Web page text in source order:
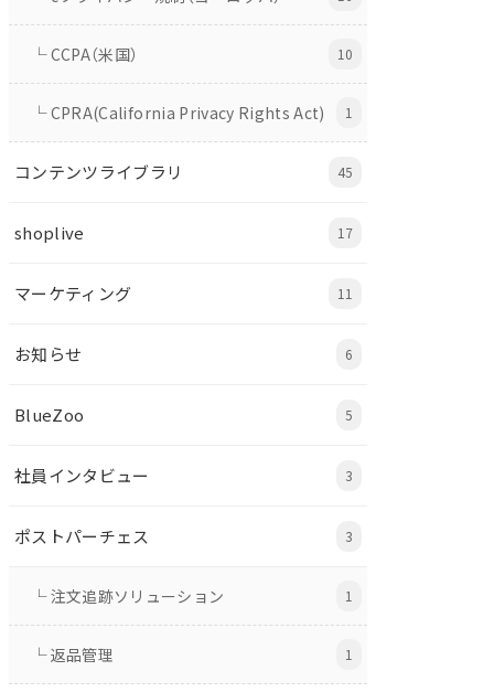
└ CCPA（米国） 10
└ CPRA(California Privacy Rights Act) 1
コンテンツライブラリ 45
shoplive 17
マーケティング 11
お知らせ 6
BlueZoo 5
社員インタビュー 3
ポストパーチェス 3
└ 注文追跡ソリューション 1
└ 返品管理 1